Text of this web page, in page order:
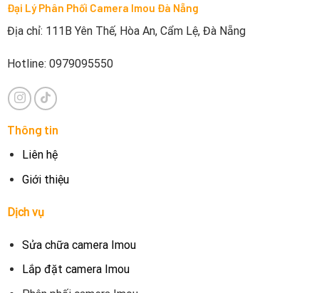
Đại Lý Phân Phối Camera Imou Đà Nẵng
Địa chỉ: 111B Yên Thế, Hòa An, Cẩm Lệ, Đà Nẵng
Hotline: 0979095550
Thông tin
Liên hệ
Giới thiệu
Dịch vụ
Sửa chữa camera Imou
Lắp đặt camera Imou